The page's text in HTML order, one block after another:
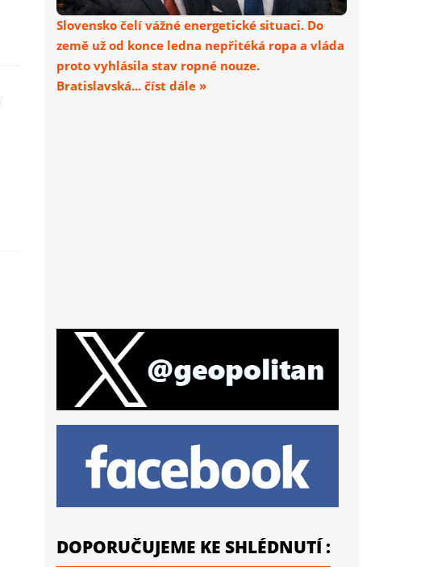
Slovensko čelí vážné energetické situaci. Do
země už od konce ledna nepřitéká ropa a vláda
proto vyhlásila stav ropné nouze.
Bratislavská... číst dále »
DOPORUČUJEME KE SHLÉDNUTÍ :